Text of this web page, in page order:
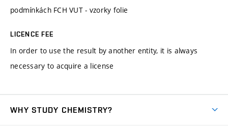
podmínkách FCH VUT - vzorky folie
LICENCE FEE
In order to use the result by another entity, it is always
necessary to acquire a license
WHY STUDY CHEMISTRY?